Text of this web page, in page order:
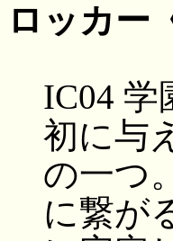
ロッカー
IC04
初に与
の一つ
に繋が